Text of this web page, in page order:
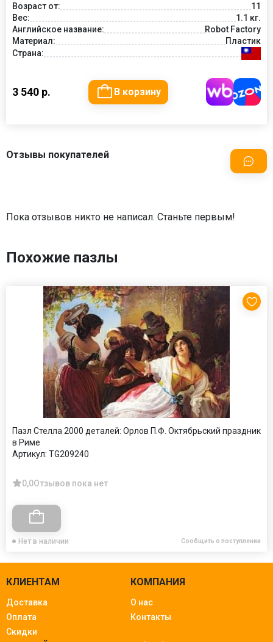
Возраст от:
11
Вес:
1.1 кг.
Английское название:
Robot Factory
Материал:
Пластик
Страна:
3 540 р. В корзину
Отзывы покупателей
Пока отзывов никто не написал. Станьте первым!
Похожие пазлы
Пазл Стелла 2000 деталей: Орлов П.Ф. Октябрьский праздник
в Риме
Артикул: TG209240
0,0Отзывов пока нет
Нет в наличии Сообщить о поступлении
КЛИЕНТАМ
Доставка
Оплата
Скидки
КОМПАНИЯ
О нас
Контакты